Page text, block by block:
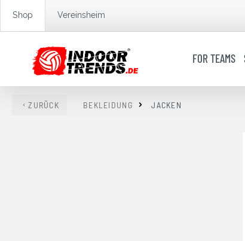
Zur Hauptnavigation springen
Shop Vereinsheim
FOR TEAMS
ZURÜCK BEKLEIDUNG JACKEN